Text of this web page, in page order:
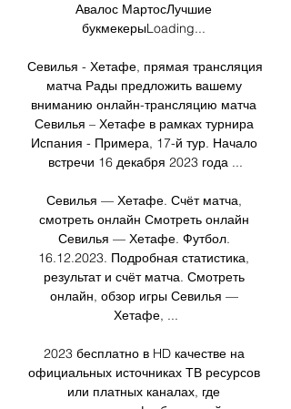
Авалос МартосЛучшие
букмекерыLoading...
Севилья - Хетафе, прямая трансляция
матча Рады предложить вашему
вниманию онлайн-трансляцию матча
Севилья – Хетафе в рамках турнира
Испания - Примера, 17-й тур. Начало
встречи 16 декабря 2023 года ...
Севилья — Хетафе. Счёт матча,
смотреть онлайн Смотреть онлайн
Севилья — Хетафе. Футбол.
16.12.2023. Подробная статистика,
результат и счёт матча. Смотреть
онлайн, обзор игры Севилья —
Хетафе, ...
2023 бесплатно в HD качестве на
официальных источниках ТВ ресурсов
или платных каналах, где